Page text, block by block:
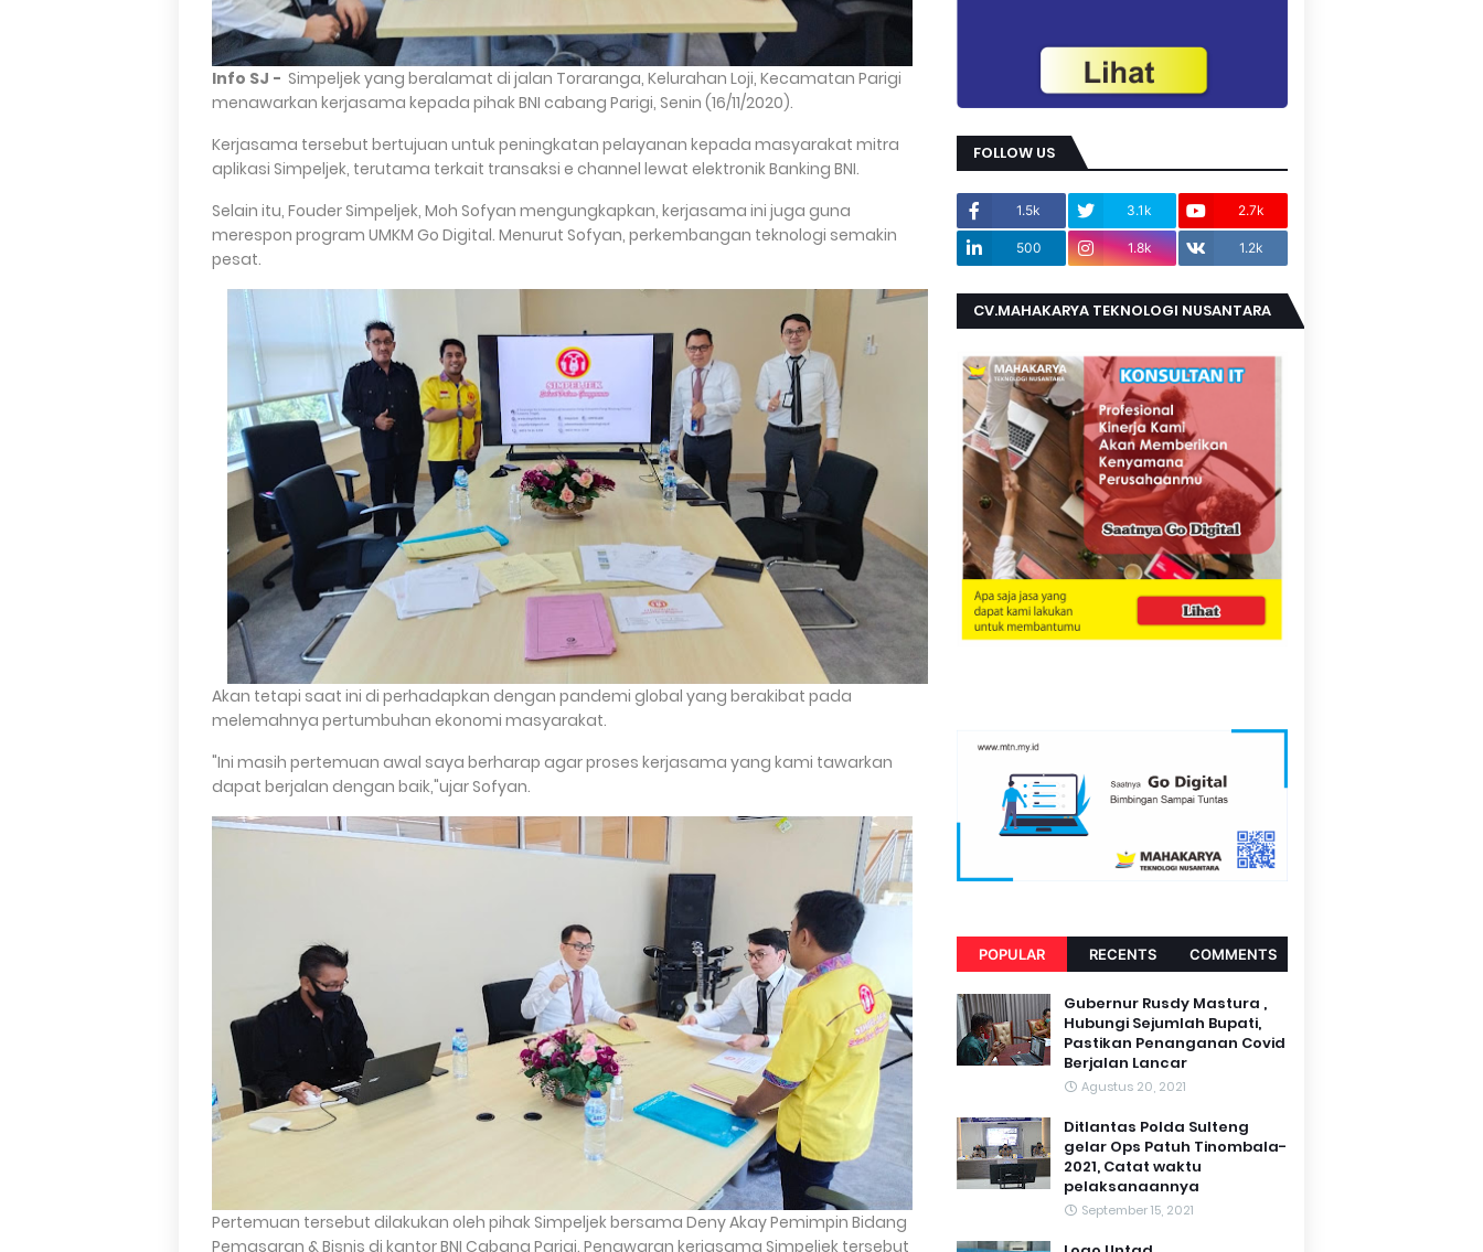
Info SJ - Simpeljek yang beralamat di jalan Toraranga, Kelurahan Loji, Kecamatan Parigi
menawarkan kerjasama kepada pihak BNI cabang Parigi, Senin (16/11/2020).
Kerjasama tersebut bertujuan untuk peningkatan pelayanan kepada masyarakat mitra
aplikasi Simpeljek, terutama terkait transaksi e channel lewat elektronik Banking BNI.
Selain itu, Fouder Simpeljek, Moh Sofyan mengungkapkan, kerjasama ini juga guna
merespon program UMKM Go Digital. Menurut Sofyan, perkembangan teknologi semakin
pesat.
Akan tetapi saat ini di perhadapkan dengan pandemi global yang berakibat pada
melemahnya pertumbuhan ekonomi masyarakat.
"Ini masih pertemuan awal saya berharap agar proses kerjasama yang kami tawarkan
dapat berjalan dengan baik,"ujar Sofyan.
Pertemuan tersebut dilakukan oleh pihak Simpeljek bersama Deny Akay Pemimpin Bidang
Pemasaran & Bisnis di kantor BNI Cabang Parigi. Penawaran kerjasama Simpeljek tersebut
FOLLOW US
1.5k 3.1k 2.7k
500 1.8k 1.2k
CV.MAHAKARYA TEKNOLOGI NUSANTARA
POPULAR RECENTS COMMENTS
Gubernur Rusdy Mastura ,
Hubungi Sejumlah Bupati,
Pastikan Penanganan Covid
Berjalan Lancar
Agustus 20, 2021
Ditlantas Polda Sulteng
gelar Ops Patuh Tinombala-
2021, Catat waktu
pelaksanaannya
September 15, 2021